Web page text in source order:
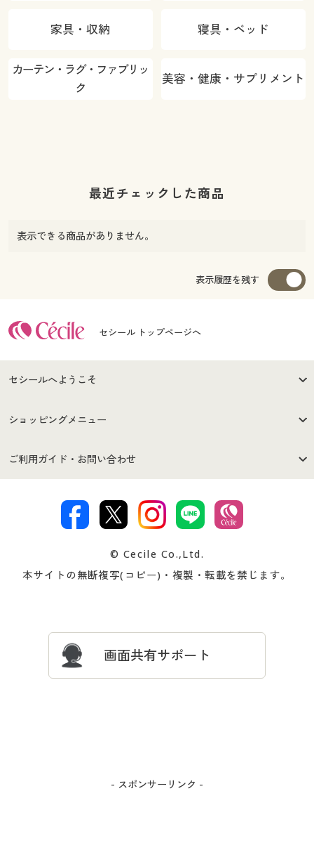
家具・収納 寝具・ベッド
カーテン・ラグ・ファブリッ
ク
美容・健康・サプリメント
最近チェックした商品
表示できる商品がありません。
表示履歴を残す
セシール トップページへ
セシールへようこそ
はじめての方へ
セシールご利用規約
著作権・商標について 会社案内
ショッピングメニュー
商品カテゴリ
プレゼント＆キャンペーン サイトマップ
ご利用ガイド・お問い合わせ
交換・返品は お支払は
ついて
忘れの場合
© Cecile Co.,Ltd.
本サイトの無断複写(コピー)・複製・転載を禁じます。
画面共有サポート
- スポンサーリンク -